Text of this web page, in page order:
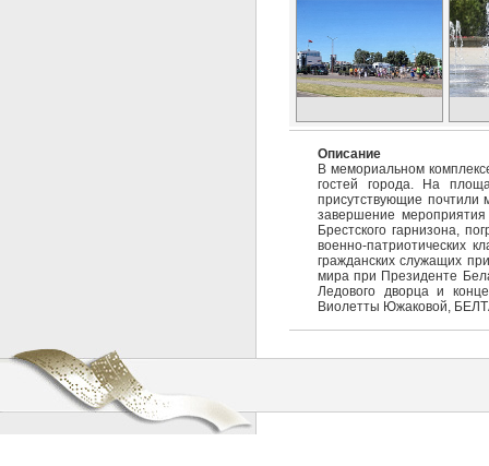
Описание
В мемориальном
гостей города. На
присутствующие почтили
завершение
Брестского гарнизона,
военно-патриотических
гражданских служащих
мира при Президенте
Ледового дворца и
Виолетты Южаковой,